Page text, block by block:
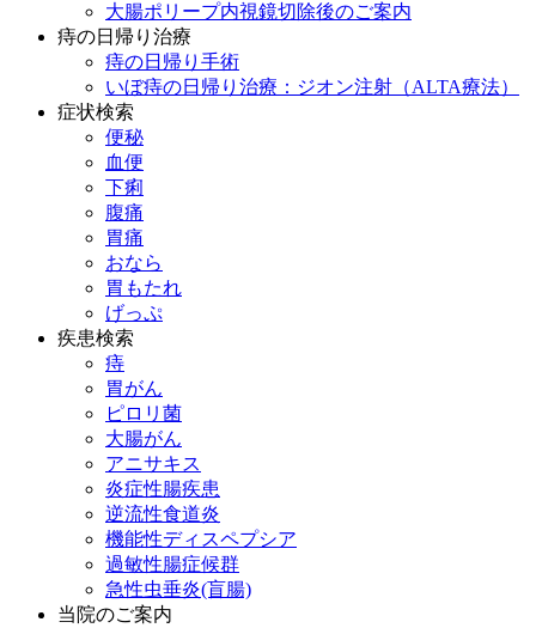
大腸ポリープ内視鏡切除後のご案内
痔の日帰り治療
痔の日帰り手術
いぼ痔の日帰り治療：ジオン注射（ALTA療法）
症状検索
便秘
血便
下痢
腹痛
胃痛
おなら
胃もたれ
げっぷ
疾患検索
痔
胃がん
ピロリ菌
大腸がん
アニサキス
炎症性腸疾患
逆流性食道炎
機能性ディスペプシア
過敏性腸症候群
急性虫垂炎(盲腸)
当院のご案内